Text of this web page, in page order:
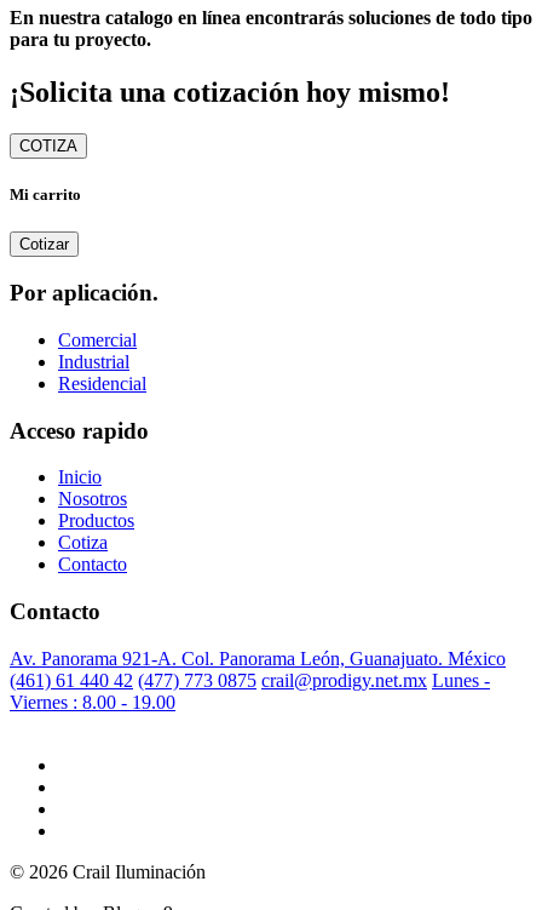
En nuestra catalogo en línea encontrarás soluciones de todo tipo
para tu proyecto.
¡Solicita una cotización hoy mismo!
COTIZA
Mi carrito
Cotizar
Por aplicación.
Comercial
Industrial
Residencial
Acceso rapido
Inicio
Nosotros
Productos
Cotiza
Contacto
Contacto
Av. Panorama 921-A. Col. Panorama León, Guanajuato. México
(461) 61 440 42 (477) 773 0875 crail@prodigy.net.mx Lunes -
Viernes : 8.00 - 19.00
© 2026 Crail Iluminación